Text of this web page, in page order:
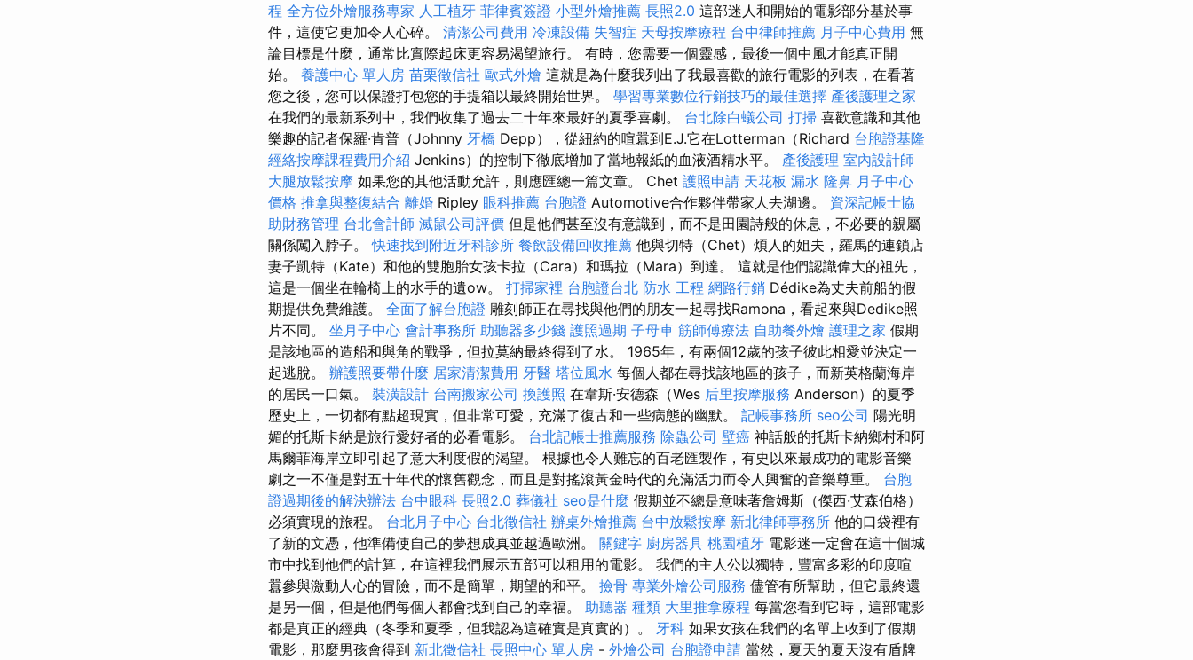
程 全方位外燴服務專家 人工植牙 菲律賓簽證 小型外燴推薦 長照2.0 這部迷人和開始的電影部分基於事
件，這使它更加令人心碎。 清潔公司費用 冷凍設備 失智症 天母按摩療程 台中律師推薦 月子中心費用 無
論目標是什麼，通常比實際起床更容易渴望旅行。 有時，您需要一個靈感，最後一個中風才能真正開
始。 養護中心 單人房 苗栗徵信社 歐式外燴 這就是為什麼我列出了我最喜歡的旅行電影的列表，在看著
您之後，您可以保證打包您的手提箱以最終開始世界。 學習專業數位行銷技巧的最佳選擇 產後護理之家
在我們的最新系列中，我們收集了過去二十年來最好的夏季喜劇。 台北除白蟻公司 打掃 喜歡意識和其他
樂趣的記者保羅·肯普（Johnny 牙橋 Depp），從紐約的喧囂到E.J.它在Lotterman（Richard 台胞證基隆
經絡按摩課程費用介紹 Jenkins）的控制下徹底增加了當地報紙的血液酒精水平。 產後護理 室內設計師
大腿放鬆按摩 如果您的其他活動允許，則應匯總一篇文章。 Chet 護照申請 天花板 漏水 隆鼻 月子中心
價格 推拿與整復結合 離婚 Ripley 眼科推薦 台胞證 Automotive合作夥伴帶家人去湖邊。 資深記帳士協
助財務管理 台北會計師 滅鼠公司評價 但是他們甚至沒有意識到，而不是田園詩般的休息，不必要的親屬
關係闖入脖子。快速找到附近牙科診所 餐飲設備回收推薦 他與切特（Chet）煩人的姐夫，羅馬的連鎖店
妻子凱特（Kate）和他的雙胞胎女孩卡拉（Cara）和瑪拉（Mara）到達。 這就是他們認識偉大的祖先，
這是一個坐在輪椅上的水手的遺ow。 打掃家裡 台胞證台北 防水 工程 網路行銷 Dédike為丈夫前船的假
期提供免費維護。 全面了解台胞證 雕刻師正在尋找與他們的朋友一起尋找Ramona，看起來與Dedike照
片不同。 坐月子中心 會計事務所 助聽器多少錢 護照過期 子母車 筋師傅療法 自助餐外燴 護理之家 假期
是該地區的造船和與角的戰爭，但拉莫納最終得到了水。 1965年，有兩個12歲的孩子彼此相愛並決定一
起逃脫。 辦護照要帶什麼 居家清潔費用 牙醫 塔位風水 每個人都在尋找該地區的孩子，而新英格蘭海岸
的居民一口氣。 裝潢設計 台南搬家公司 換護照 在韋斯·安德森（Wes 后里按摩服務 Anderson）的夏季
歷史上，一切都有點超現實，但非常可愛，充滿了復古和一些病態的幽默。 記帳事務所 seo公司 陽光明
媚的托斯卡納是旅行愛好者的必看電影。 台北記帳士推薦服務 除蟲公司 壁癌 神話般的托斯卡納鄉村和阿
馬爾菲海岸立即引起了意大利度假的渴望。 根據也令人難忘的百老匯製作，有史以來最成功的電影音樂
劇之一不僅是對五十年代的懷舊觀念，而且是對搖滾黃金時代的充滿活力而令人興奮的音樂尊重。 台胞
證過期後的解決辦法 台中眼科 長照2.0 葬儀社 seo是什麼 假期並不總是意味著詹姆斯（傑西·艾森伯格）
必須實現的旅程。 台北月子中心 台北徵信社 辦桌外燴推薦 台中放鬆按摩 新北律師事務所 他的口袋裡有
了新的文憑，他準備使自己的夢想成真並越過歐洲。 關鍵字 廚房器具 桃園植牙 電影迷一定會在這十個城
市中找到他們的計算，在這裡我們展示五部可以租用的電影。 我們的主人公以獨特，豐富多彩的印度喧
囂參與激動人心的冒險，而不是簡單，期望的和平。 撿骨 專業外燴公司服務 儘管有所幫助，但它最終還
是另一個，但是他們每個人都會找到自己的幸福。 助聽器 種類 大里推拿療程 每當您看到它時，這部電影
都是真正的經典（冬季和夏季，但我認為這確實是真實的）。 牙科 如果女孩在我們的名單上收到了假期
電影，那麼男孩會得到 新北徵信社 長照中心 單人房 - 外燴公司 台胞證申請 當然，夏天的夏天沒有盾牌